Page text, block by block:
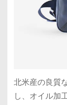
北米産の良質
し、オイル加